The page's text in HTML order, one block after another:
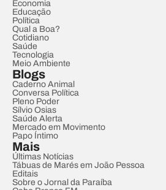
Economia
Educação
Política
Qual a Boa?
Cotidiano
Saúde
Tecnologia
Meio Ambiente
Blogs
Caderno Animal
Conversa Política
Pleno Poder
Sílvio Osias
Saúde Alerta
Mercado em Movimento
Papo Íntimo
Mais
Últimas Notícias
Tábuas de Marés em João Pessoa
Editais
Sobre o Jornal da Paraíba